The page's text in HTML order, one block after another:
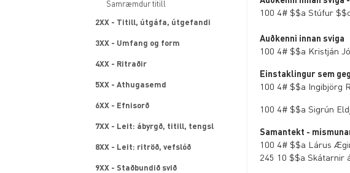
Samræmdur titill
2XX - Titill, útgáfa, útgefandi
3XX - Umfang og form
4XX - Ritraðir
5XX - Athugasemd
6XX - Efnisorð
7XX - Leit: ábyrgð, titill, tengsl
8XX - Leit: ritröð, vefslóð
9XX - Staðbundið svið
100 4# $$a Stúfur
Auðkenni innan sviga
100 4# $$a Kristján
Einstaklingur sem
100 4# $$a Ingibjörg
100 4# $$a Sigrún
Samantekt -
100 4# $$a Lárus
245 10 $$a Skátarnir